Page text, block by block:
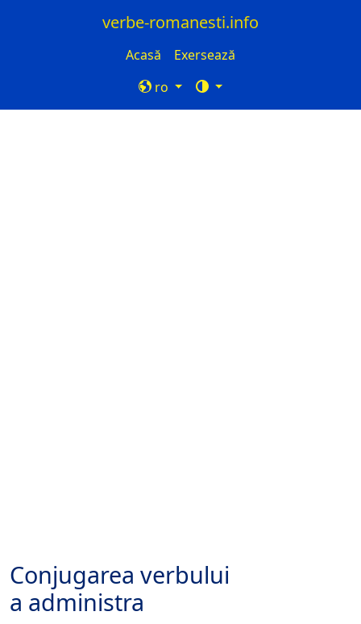
verbe-romanesti.info
Acasă
Exersează
ro
Conjugarea verbului
a administra